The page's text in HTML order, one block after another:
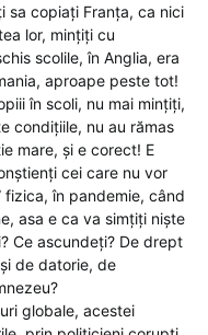
sa copiați Franța, ca nici
lor, mințiți cu
scolile, în Anglia, era
aproape peste tot!
în scoli, nu mai mințiți,
condițiile, nu au rămas
mare, și e corect! E
cei care nu vor
fizica, în pandemie, când
asa e ca va simțiți niște
Ce ascundeți? De drept
de datorie, de
globale, acestei